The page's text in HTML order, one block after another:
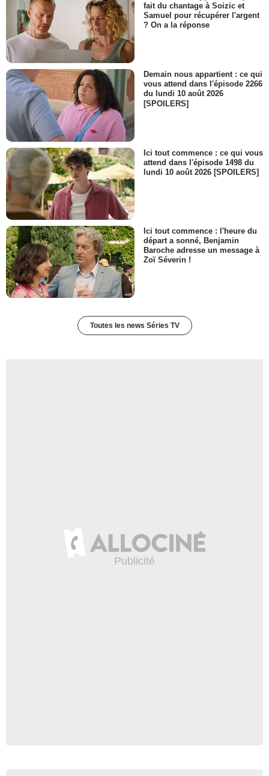
fait du chantage à Soizic et
Samuel pour récupérer l'argent
? On a la réponse
Demain nous appartient : ce qui
vous attend dans l'épisode 2266
du lundi 10 août 2026
[SPOILERS]
Ici tout commence : ce qui vous
attend dans l'épisode 1498 du
lundi 10 août 2026 [SPOILERS]
Ici tout commence : l'heure du
départ a sonné, Benjamin
Baroche adresse un message à
Zoï Séverin !
Toutes les news Séries TV